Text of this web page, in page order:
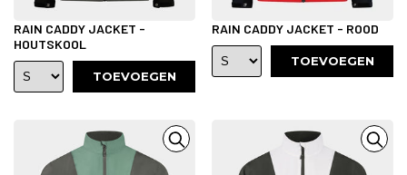
RAIN CADDY JACKET -
HOUTSKOOL
TOEVOEGEN
RAIN CADDY JACKET - ROOD
TOEVOEGEN